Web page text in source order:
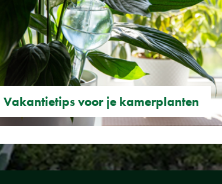
Vakantietips voor je kamerplanten